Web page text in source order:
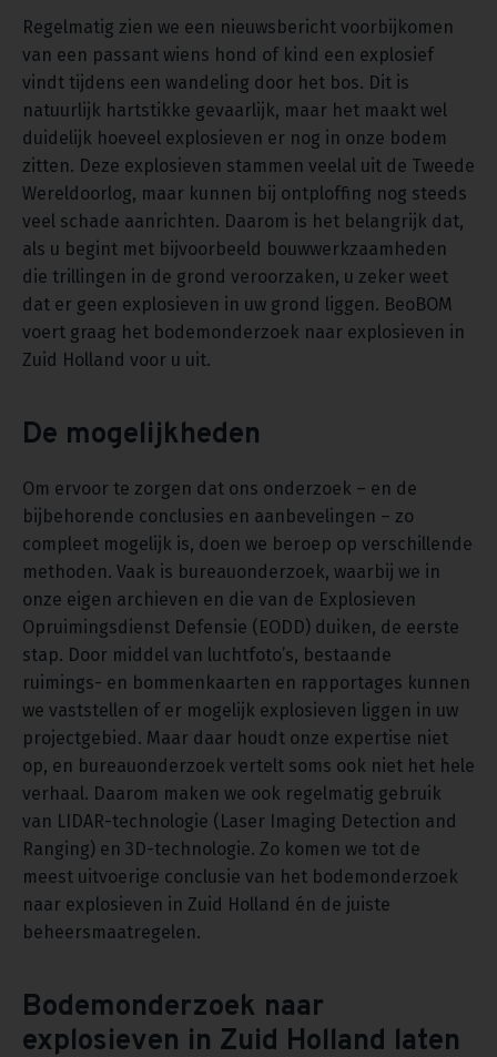
Regelmatig zien we een nieuwsbericht voorbijkomen
van een passant wiens hond of kind een explosief
vindt tijdens een wandeling door het bos. Dit is
natuurlijk hartstikke gevaarlijk, maar het maakt wel
duidelijk hoeveel explosieven er nog in onze bodem
zitten. Deze explosieven stammen veelal uit de Tweede
Wereldoorlog, maar kunnen bij ontploffing nog steeds
veel schade aanrichten. Daarom is het belangrijk dat,
als u begint met bijvoorbeeld bouwwerkzaamheden
die trillingen in de grond veroorzaken, u zeker weet
dat er geen explosieven in uw grond liggen. BeoBOM
voert graag het bodemonderzoek naar explosieven in
Zuid Holland voor u uit.
De mogelijkheden
Om ervoor te zorgen dat ons onderzoek – en de
bijbehorende conclusies en aanbevelingen – zo
compleet mogelijk is, doen we beroep op verschillende
methoden. Vaak is bureauonderzoek, waarbij we in
onze eigen archieven en die van de Explosieven
Opruimingsdienst Defensie (EODD) duiken, de eerste
stap. Door middel van luchtfoto’s, bestaande
ruimings- en bommenkaarten en rapportages kunnen
we vaststellen of er mogelijk explosieven liggen in uw
projectgebied. Maar daar houdt onze expertise niet
op, en bureauonderzoek vertelt soms ook niet het hele
verhaal. Daarom maken we ook regelmatig gebruik
van LIDAR-technologie (Laser Imaging Detection and
Ranging) en 3D-technologie. Zo komen we tot de
meest uitvoerige conclusie van het bodemonderzoek
naar explosieven in Zuid Holland én de juiste
beheersmaatregelen.
Bodemonderzoek naar
explosieven in Zuid Holland laten